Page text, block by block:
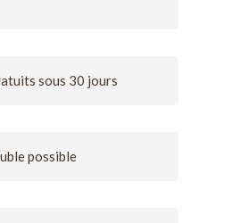
sous 30 jours
possible